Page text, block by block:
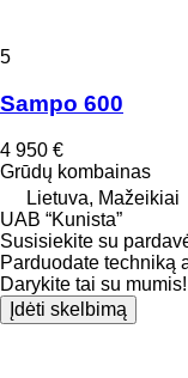
5
Sampo 600
4 950 €
Grūdų kombainas
Lietuva, Mažeikiai
UAB “Kunista”
Susisiekite su
Parduodate techniką
Darykite tai su mumis!
Įdėti skelbimą